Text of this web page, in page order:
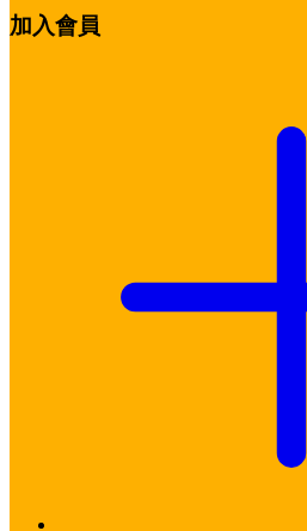
加入會員